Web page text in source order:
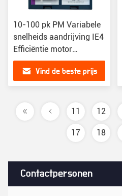
Contactpersonen
10-100 pk PM Variabele
snelheids aandrijving IE4
Efficiëntie motor
Luchtcompressor'Choice
PurpleVind de beste prijs
11 12
17 18